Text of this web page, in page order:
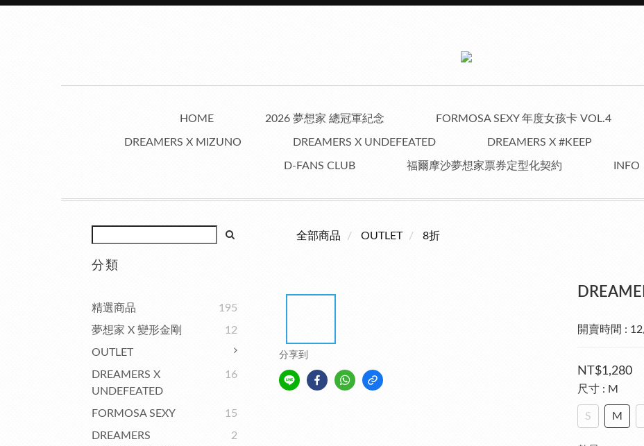
HOME 2026 夢想家 總冠軍紀念 FORMOSA SEXY 年度女孩卡 VOL.4
DREAMERS X MIZUNO DREAMERS X UNDEFEATED DREAMERS X #KEEP
D-FANS CLUB 福爾摩沙夢想家票券定型化契約 INFO
分類
精選商品
195
夢想家 X 變形金剛
12
OUTLET
DREAMERS X
UNDEFEATED
16
FORMOSA SEXY
15
DREAMERS
2
全部商品 OUTLET 8折
分享到
開賣時間 :
NT$1,280
尺寸 : M
S M